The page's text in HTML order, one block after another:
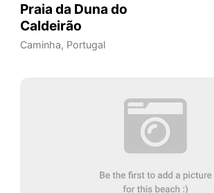
Praia da Duna do
Caldeirão
Caminha, Portugal